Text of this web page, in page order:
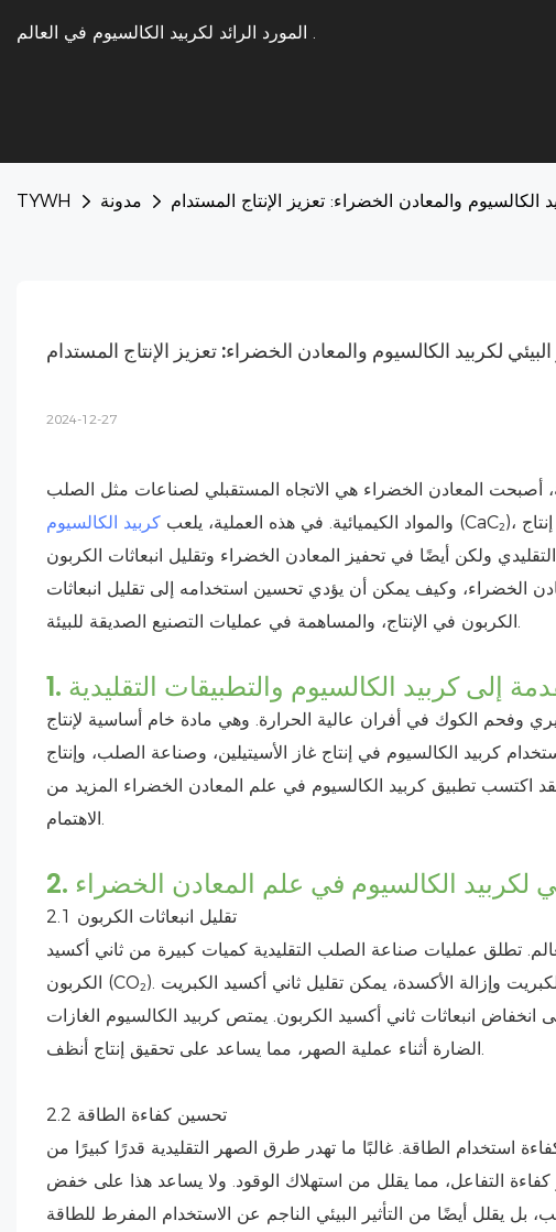
.
TYWH مدونة الكالسيوم والمعادن الخضراء: تعزيز الإنتاج المستدام
البيئي لكربيد الكالسيوم والمعادن الخضراء: تعزيز الإنتاج المستدام
2024-12-27
أصبحت المعادن الخضراء هي الاتجاه المستقبلي لصناعات مثل الصلب
والمواد الكيميائية. في هذه العملية، يلعبكربيد الكالسيوم
(CaC₂)، باعتباره مادة خام كيميائية رئيسية، دورًا متزايد الأهمية ليس فقط في إنتاج
الخضراء، وكيف يمكن أن يؤدي تحسين استخدامه إلى تقليل انبعاثات
الكربون في الإنتاج، والمساهمة في عمليات التصنيع الصديقة للبيئة.
إلى كربيد الكالسيوم والتطبيقات التقليدية
وفحم الكوك في أفران عالية الحرارة. وهي مادة خام أساسية لإنتاج
كربيد الكالسيوم في إنتاج غاز الأسيتيلين، وصناعة الصلب، وإنتاج
اكتسب تطبيق كربيد الكالسيوم في علم المعادن الخضراء المزيد من
الاهتمام.
لكربيد الكالسيوم في علم المعادن الخضراء
2.1 تقليل انبعاثات الكربون
تطلق عمليات صناعة الصلب التقليدية كميات كبيرة من ثاني أكسيد
الكربون (CO₂). ومع ذلك، باستخدام كربيد الكالسيوم كعامل لإزالة الكبريت وإزالة الأكسدة، يمكن تقليل ثاني أكسيد الكبريت (SO₂) والغازات
انخفاض انبعاثات ثاني أكسيد الكربون. يمتص كربيد الكالسيوم الغازات
الضارة أثناء عملية الصهر، مما يساعد على تحقيق إنتاج أنظف.
2.2 تحسين كفاءة الطاقة
استخدام الطاقة. غالبًا ما تهدر طرق الصهر التقليدية قدرًا كبيرًا من
التفاعل، مما يقلل من استهلاك الوقود. ولا يساعد هذا على خفض